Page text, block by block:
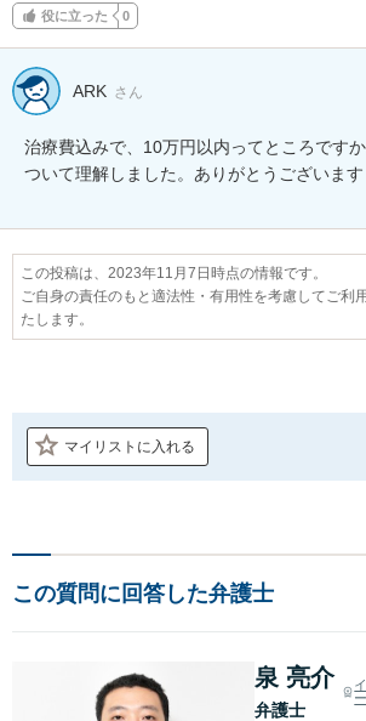
役に立った 0
ARK さん
治療費込みで、10万円以内ってところです
ついて理解しました。ありがとうございます
この投稿は、2023年11月7日時点の情報です。
ご自身の責任のもと適法性・有用性を考慮してご利
たします。
マイリストに入れる
この質問に回答した弁護士
泉 亮介
弁護士